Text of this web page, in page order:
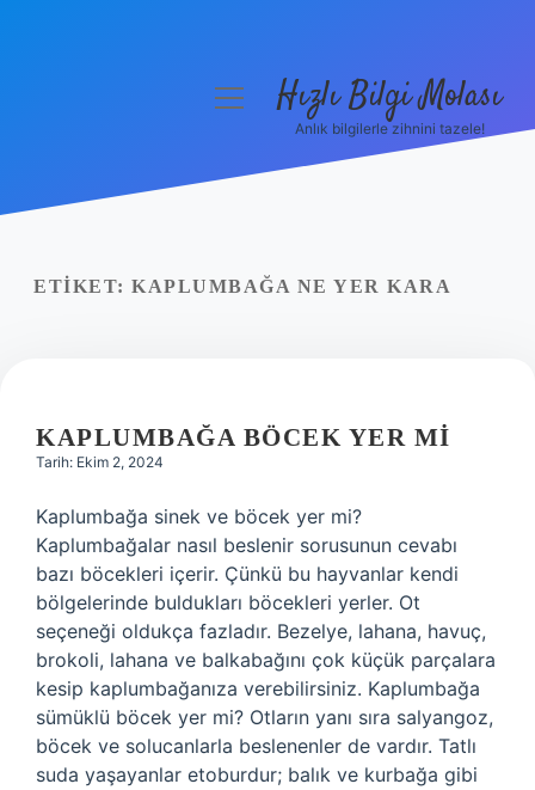
Yasal Uyarı
menüyüHızlı Bilgi Molası
Anlık bilgilerle zihnini tazele!
ETIKET: KAPLUMBAĞA NE YER KARA
KAPLUMBAĞA BÖCEK YER MI
Tarih: Ekim 2, 2024
Kaplumbağa sinek ve böcek yer mi?
Kaplumbağalar nasıl beslenir sorusunun cevabı
bazı böcekleri içerir. Çünkü bu hayvanlar kendi
bölgelerinde buldukları böcekleri yerler. Ot
seçeneği oldukça fazladır. Bezelye, lahana, havuç,
brokoli, lahana ve balkabağını çok küçük parçalara
kesip kaplumbağanıza verebilirsiniz. Kaplumbağa
sümüklü böcek yer mi? Otların yanı sıra salyangoz,
böcek ve solucanlarla beslenenler de vardır. Tatlı
suda yaşayanlar etoburdur; balık ve kurbağa gibi